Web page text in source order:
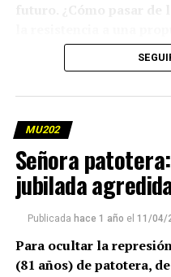
enfrenta el mundo en
digitalidad empieza por
(más…)
MU202
Señora
jubilada
Publicada hace 1 año el 11/04/
Para ocultar la
(81 años) de patotera,